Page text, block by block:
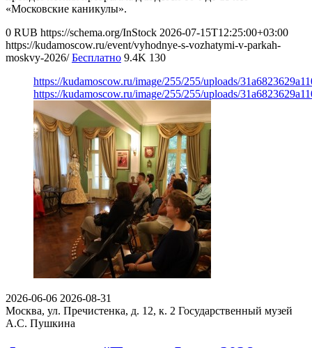
«Московские каникулы».
0 RUB https://schema.org/InStock 2026-07-15T12:25:00+03:00
https://kudamoscow.ru/event/vyhodnye-s-vozhatymi-v-parkah-
moskvy-2026/ Бесплатно 9.4K 130
https://kudamoscow.ru/image/255/255/uploads/
https://kudamoscow.ru/image/255/255/uploads/
2026-06-06 2026-08-31
Москва, ул. Пречистенка, д. 12, к. 2 Государственный музей
А.С. Пушкина